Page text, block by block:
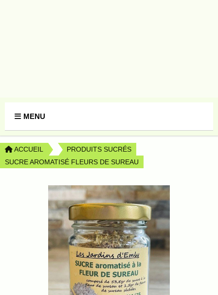
MENU
ACCUEIL
PRODUITS SUCRÉS
SUCRE AROMATISÉ FLEURS DE SUREAU